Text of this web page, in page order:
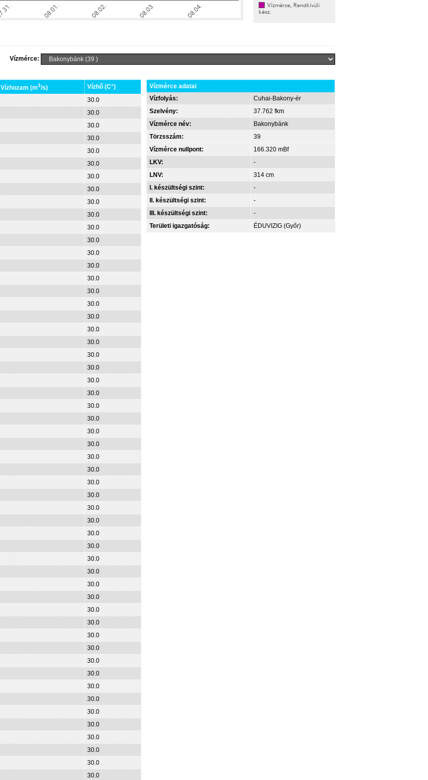
Vízmérce, Rendkívüli
kész.
Vízmérce:
Vízhozam (m3/s)
Vízhő (C°)
30.0
30.0
30.0
30.0
30.0
30.0
30.0
30.0
30.0
30.0
30.0
30.0
30.0
30.0
30.0
30.0
30.0
30.0
30.0
30.0
30.0
30.0
30.0
30.0
30.0
30.0
30.0
30.0
30.0
30.0
30.0
30.0
30.0
30.0
30.0
30.0
30.0
30.0
30.0
30.0
30.0
30.0
30.0
30.0
30.0
30.0
30.0
30.0
30.0
30.0
30.0
30.0
30.0
30.0
Vízmérce adatai
Vízfolyás:
Cuhai-Bakony-ér
Szelvény:
37.762 fkm
Vízmérce név:
Bakonybánk
Törzsszám:
39
Vízmérce nullpont:
166.320 mBf
LKV:
-
LNV:
314 cm
I. készültségi szint:
-
II. készültségi szint:
-
III. készültségi szint:
-
Területi igazgatóság:
ÉDUVIZIG (Győr)